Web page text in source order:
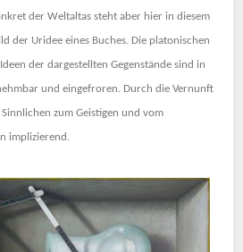
der Weltaltas steht aber hier in diesem
der Uridee eines Buches. Die platonischen
der dargestellten Gegenstände sind in
und eingefroren. Durch die Vernunft
zum Geistigen und vom
implizierend.